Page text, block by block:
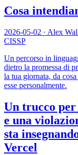
Cosa
2026-05-02 · Alex
CISSP
Un percorso in
dietro la promessa di
la tua giornata, da
esse personalmente.
Un trucco per
e una
sta
Vercel